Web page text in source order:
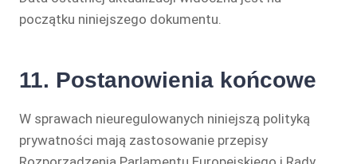
początku niniejszego dokumentu.
11. Postanowienia końcowe
W sprawach nieuregulowanych niniejszą polityką
prywatności mają zastosowanie przepisy